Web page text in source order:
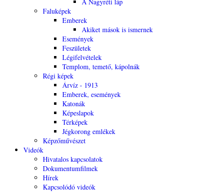
Faluképek
Emberek
Akiket mások is ismernek
Események
Feszületek
Légifelvételek
Templom, temető, kápolnák
Régi képek
Árvíz - 1913
Emberek, események
Katonák
Képeslapok
Térképek
Jégkorong emlékek
Képzőművészet
Videók
Hivatalos kapcsolatok
Dokumentumfilmek
Hírek
Kapcsolódó videók